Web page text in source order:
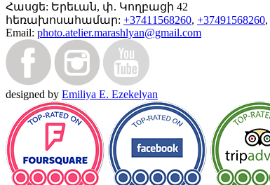
Հասցե: Երեւան, փ. Կողբացի 42
հեռախոսահամար: +37411568260, +37491568260,
Email: photo.atelier.marashlyan@gmail.com
designed by Emiliya E. Ezekelyan